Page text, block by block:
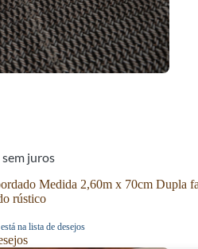
sem juros
Medida 2,60m x 70cm Dupla
rústico
na lista de desejos